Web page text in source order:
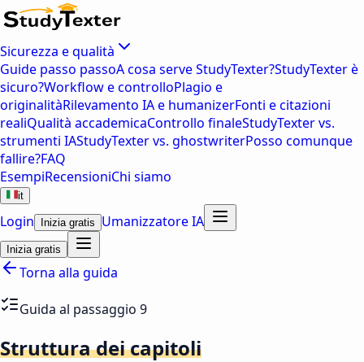
Sicurezza e qualità
Guide passo passoA cosa serve StudyTexter?StudyTexter è
sicuro?Workflow e controlloPlagio e
originalitàRilevamento IA e humanizerFonti e citazioni
realiQualità accademicaControllo finaleStudyTexter vs.
strumenti IAStudyTexter vs. ghostwriterPosso comunque
fallire?FAQ
EsempiRecensioniChi siamo
it
Login Inizia gratis Umanizzatore IA
Inizia gratis
Torna alla guida
Guida al passaggio 9
Struttura dei capitoli